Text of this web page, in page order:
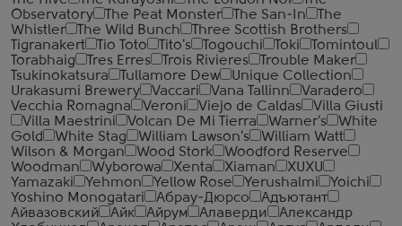
Observatory
The Peat Monster The San-In
The
Whistler
The Wild Bunch
Three Scottish Brothers
Tigranakert
Tio Toto Tito's Togouchi Toki
Tomintoul
Torabhaig
Tres Erres Trois Rivieres
Trouble Maker
Tsukinokatsura
Tullamore Dew
Unique Collection
Urakasumi Brewery
Vaccari Vana Tallinn
Varadero
Vecchia Romagna
Veroni Viejo de Caldas
Villa Giusti
Villa Maestrini
Volcan De Mi Tierra Warner's
White
Gold
White Stag William Lawson's
William Watt
Wilson & Morgan
Wood Stork
Woodford Reserve
Woodman
Wyborowa Xenta Xiaman
XUXU
Yamazaki
Yehmon Yellow Rose Yerushalmi
Yoichi
Yoshino Monogatari
Абрау-Дюрсо
Адъютант
Айвазовский
Айк Айрум Алаверди
Александр